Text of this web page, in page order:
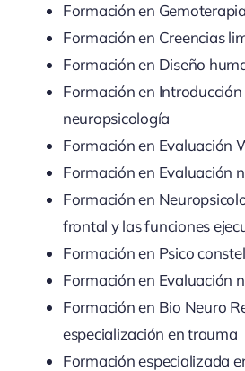
Formación en Gemoterapia
Formación en Creencias
Formación en Diseño
Formación en Introducción
neuropsicología
Formación en Evaluación
Formación en Evaluación
Formación en
frontal y las funciones
Formación en Psico
Formación en Evaluación
Formación en Bio Neuro
especialización en trauma
Formación especializada